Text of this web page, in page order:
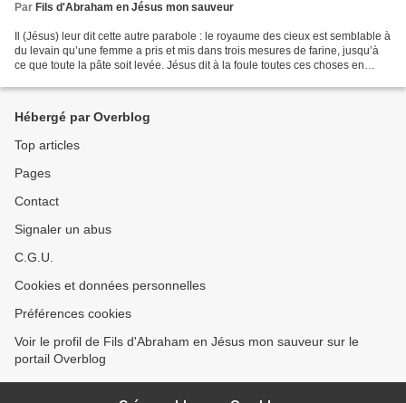
Par Fils d'Abraham en Jésus mon sauveur
Il (Jésus) leur dit cette autre parabole : le royaume des cieux est semblable à
du levain qu’une femme a pris et mis dans trois mesures de farine, jusqu’à
ce que toute la pâte soit levée. Jésus dit à la foule toutes ces choses en
Hébergé par Overblog
Top articles
Pages
Contact
Signaler un abus
C.G.U.
Cookies et données personnelles
Préférences cookies
Voir le profil de Fils d'Abraham en Jésus mon sauveur sur le
portail Overblog